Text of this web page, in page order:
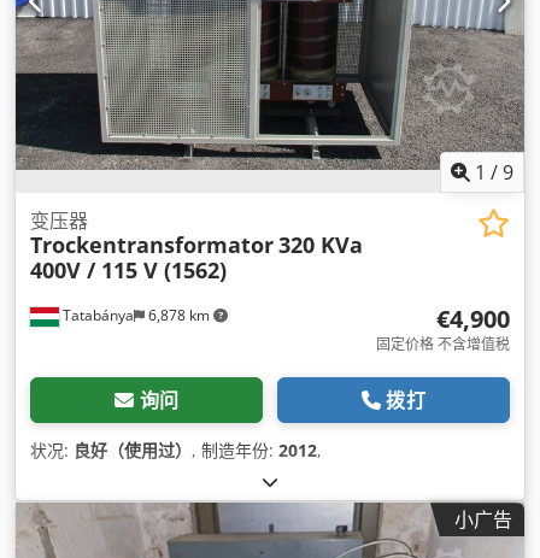
1 /9
Tatabánya 6,878 km
变压器
Trockentransformator320 KVa
400V / 115 V (1562)
€4,900
固定价格 不含增值税
询问 拨打
状况: 良好（使用过） , 制造年份: 2012,
小广告